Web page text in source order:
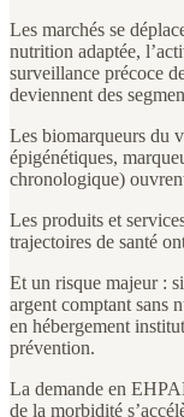
Les marchés se
nutrition adaptée,
surveillance précoce
deviennent des
Les biomarqueurs du
épigénétiques,
chronologique)
Les produits et
trajectoires de santé
Et un risque majeur :
argent comptant sans
en hébergement
prévention.
La demande en
de la morbidité